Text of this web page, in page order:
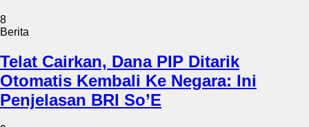
8
Berita
Telat Cairkan, Dana PIP Ditarik
Otomatis Kembali Ke Negara: Ini
Penjelasan BRI So’E